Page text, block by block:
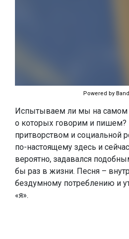
Powered by
Испытываем ли мы на самом
о которых говорим и пишем?
притворством и
по-настоящему здесь и
вероятно, задавался
бы раз в жизни. Песня –
бездумному потреблению и
«я».